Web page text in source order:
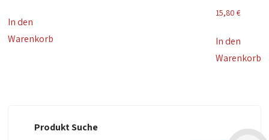
In den
Warenkorb
15,80 €
In den
Warenkorb
Produkt Suche